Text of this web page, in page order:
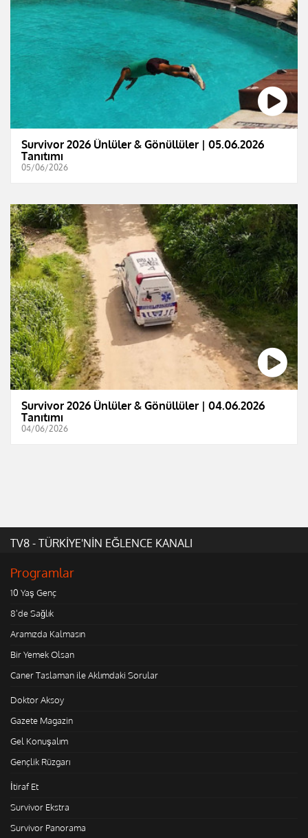
Survivor 2026 Ünlüler & Gönüllüler | 05.06.2026
Tanıtımı
05/06/2026
Survivor 2026 Ünlüler & Gönüllüler | 04.06.2026
Tanıtımı
04/06/2026
TV8 - TÜRKİYE'NİN EĞLENCE KANALI
Programlar
10 Yaş Genç
8'de Sağlık
Aramızda Kalmasın
Bir Yemek Olsan
Caner Taslaman ile Aklımdaki Sorular
Doktor Aksoy
Gazete Magazin
Gel Konuşalım
Gençlik Rüzgarı
İtiraf Et
Survivor Ekstra
Survivor Panorama